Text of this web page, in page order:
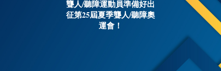
聾人/聽障運動員準備好出
征第25屆夏季聾人/聽障奧
運會！